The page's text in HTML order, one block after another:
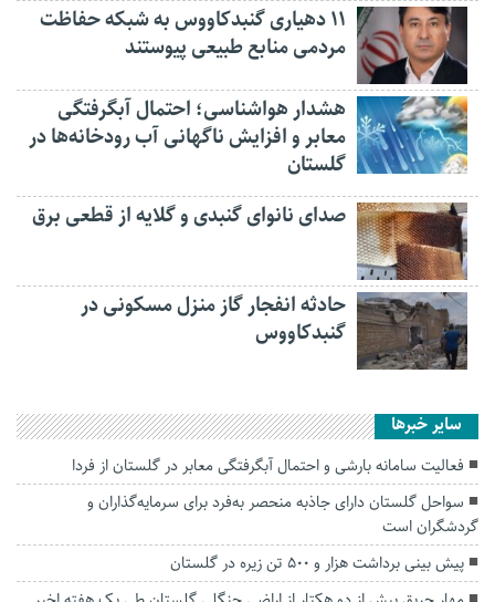
۱۱ دهیاری گنبدکاووس به شبکه حفاظت
مردمی منابع طبیعی پیوستند
هشدار هواشناسی؛ احتمال آبگرفتگی
معابر و افزایش ناگهانی آب رودخانه‌ها در
گلستان
صدای نانوای گنبدی و گلایه از قطعی برق
حادثه انفجار گاز منزل مسکونی در
گنبدکاووس
سایر خبرها
فعالیت سامانه بارشی و احتمال آبگرفتگی معابر در گلستان از فردا
سواحل گلستان دارای جاذبه منحصر به‌فرد برای سرمایه‌گذاران و
گردشگران است
پیش بینی برداشت هزار و ۵۰۰ تن زیره در گلستان